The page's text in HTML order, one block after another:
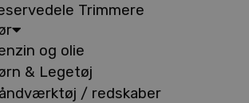
Trimmere
og olie
& Legetøj
/ redskaber